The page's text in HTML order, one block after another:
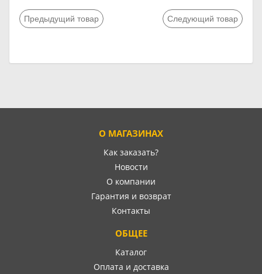
Предыдущий товар Следующий товар
О МАГАЗИНАХ
Как заказать?
Новости
О компании
Гарантия и возврат
Контакты
ОБЩЕЕ
Каталог
Оплата и доставка